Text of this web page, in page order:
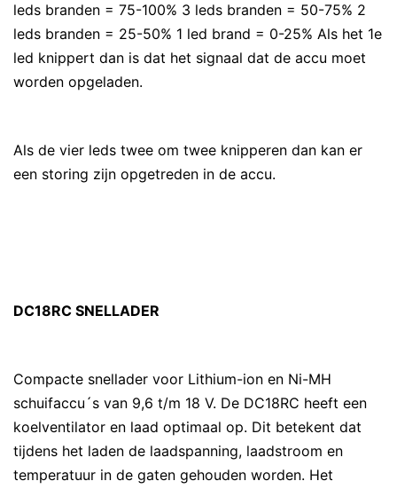
leds branden = 75-100% 3 leds branden = 50-75% 2
leds branden = 25-50% 1 led brand = 0-25% Als het 1e
led knippert dan is dat het signaal dat de accu moet
worden opgeladen.
Als de vier leds twee om twee knipperen dan kan er
een storing zijn opgetreden in de accu.
DC18RC SNELLADER
Compacte snellader voor Lithium-ion en Ni-MH
schuifaccu´s van 9,6 t/m 18 V. De DC18RC heeft een
koelventilator en laad optimaal op. Dit betekent dat
tijdens het laden de laadspanning, laadstroom en
temperatuur in de gaten gehouden worden. Het